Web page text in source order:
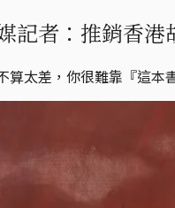
記者：推銷香港
算太差，你很難靠『這